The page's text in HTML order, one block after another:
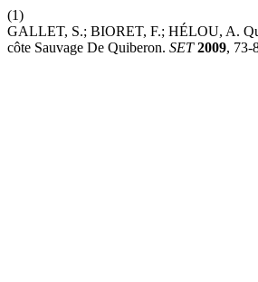
(1)
GALLET, S.; BIORET, F.; HÉLOU, A.
côte Sauvage De Quiberon. SET 2009, 73-